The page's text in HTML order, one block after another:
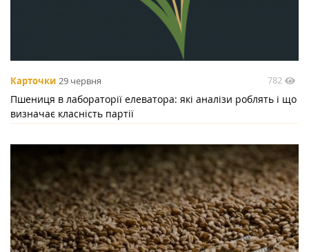
Карточки 29 червня 782
Пшениця в лабораторії елеватора: які аналізи роблять і що
визначає класність партії